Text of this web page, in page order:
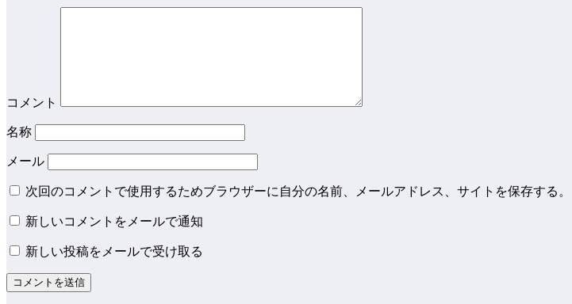
コメント
名称
メール
次回のコメントで使用するためブラウザーに自分の名前、メールアドレス、サイトを保存する。
新しいコメントをメールで通知
新しい投稿をメールで受け取る